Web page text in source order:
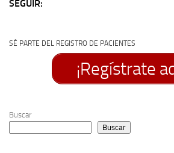
SEGUIR:
SÉ PARTE DEL REGISTRO DE PACIENTES
¡Regístrate
Buscar
Buscar